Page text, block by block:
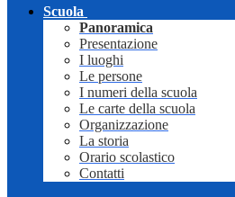
Scuola
Panoramica
Presentazione
I luoghi
Le persone
I numeri della scuola
Le carte della scuola
Organizzazione
La storia
Orario scolastico
Contatti